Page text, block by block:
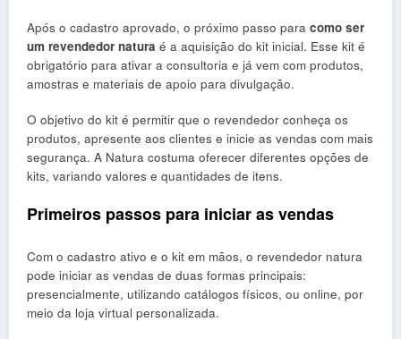
Após o cadastro aprovado, o próximo passo para como ser
um revendedor natura é a aquisição do kit inicial. Esse kit é
obrigatório para ativar a consultoria e já vem com produtos,
amostras e materiais de apoio para divulgação.
O objetivo do kit é permitir que o revendedor conheça os
produtos, apresente aos clientes e inicie as vendas com mais
segurança. A Natura costuma oferecer diferentes opções de
kits, variando valores e quantidades de itens.
Primeiros passos para iniciar as vendas
Com o cadastro ativo e o kit em mãos, o revendedor natura
pode iniciar as vendas de duas formas principais:
presencialmente, utilizando catálogos físicos, ou online, por
meio da loja virtual personalizada.